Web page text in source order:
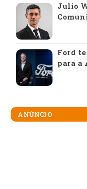
Julio
Ford
para a
ANÚNCIO